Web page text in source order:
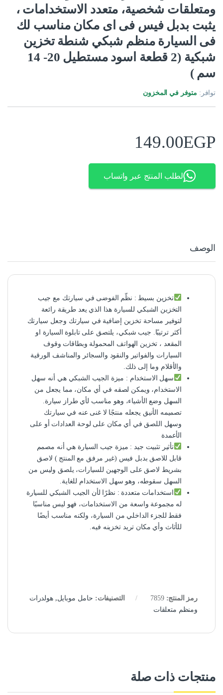
ومتعلقات شخصية، متعدد الاستخدامات ،
يثبت بدبل فيس فى اى مكان مناسب لك
فى السيارة منظم شبكي شنطة تخزين
شبكية (2 قطعة اسود مستطيل 20- 14
سم )
توافر: متوفر في المخزون
149.00EGP
لطلب المنتج عبر واتساب
الوصف
تخزين بسيط : نظّم الفوضى في سيارتك مع جيب
التخزين الشبكي للسيارة هذا الذي يعد طريقة رائعة
لتوفير مساحة تخزين إضافية في سيارتك وجعل سيارتك
أكثر ترتيبًا. جيب شبكي، يلتصق على تابلوة السيارة او
المقعد ، تخزين الهواتف المحمولة وبطاقات وقوف
السيارات والفواتير والنقود والسجائر والمناشف الورقية
والأقلام وما إلى ذلك.
سهل الاستخدام : ميزة الجيب الشبكي هي أنه سهل
الاستخدام، ويمكن لصقه في أي مكان، مما يجعل من
السهل وضع الأشياء، وهو مناسب لأي طراز سيارة.
تصميمه الأنيق يجعله منتجًا لا غنى عنه في سيارتك
وسهل اللصق في أي مكان على لوحة العدادات أو على
الأعمدة
تأثير تثبيت جيد : ميزة جيب السيارة هي أنه مصمم
قابل للاصق بدبل فيس (غير مرفق مع المنتج ) لاصق
بشريط لاصق على الوجهين للسيارات، يلصق وليس من
السهل سقوطه، وهو سهل الاستخدام للغاية.
استخدامات متعددة : نظرًا لأن الجيب الشبكي للسيارة
له مجموعة واسعة من الاستخدامات، فهو ليس مناسبًا
فقط للجزء الداخلي من السيارة، ولكنه مناسب أيضًا
للأثاث وأي مكان تريد تخزينه فيه.
رمز المنتج:7859 التصنيفات: حامل موبايل,هولدرات
ومنظم متعلقات
منتجات ذات صلة